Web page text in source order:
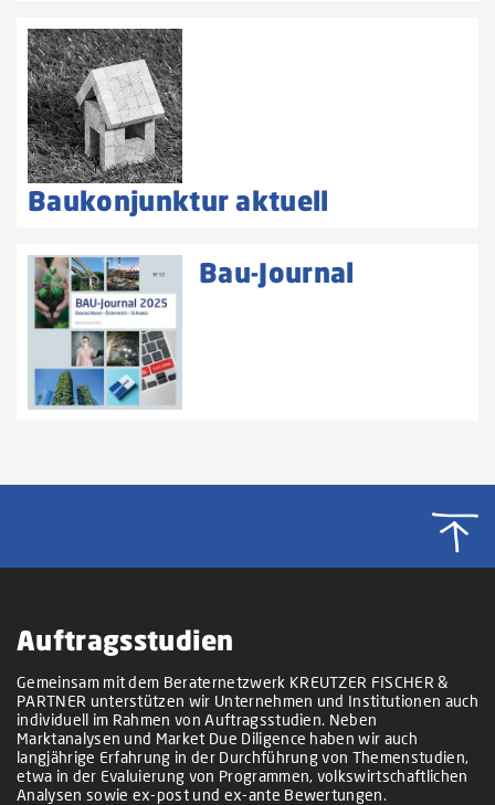
Baukonjunktur aktuell
Bau-Journal
Auftragsstudien
Gemeinsam mit dem Beraternetzwerk KREUTZER FISCHER &
PARTNER unterstützen wir Unternehmen und Institutionen auch
individuell im Rahmen von Auftragsstudien. Neben
Marktanalysen und Market Due Diligence haben wir auch
langjährige Erfahrung in der Durchführung von Themenstudien,
etwa in der Evaluierung von Programmen, volkswirtschaftlichen
Analysen sowie ex-post und ex-ante Bewertungen.